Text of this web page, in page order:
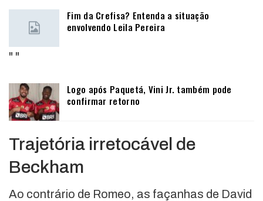
Fim da Crefisa? Entenda a situação
envolvendo Leila Pereira
" "
Logo após Paquetá, Vini Jr. também pode
confirmar retorno
Trajetória irretocável de
Beckham
Ao contrário de Romeo, as façanhas de David